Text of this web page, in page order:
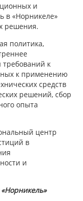
и
в «Норникеле»
решения.
политика,
требований к
к применению
средств
решений, сбор
опыта
центр
в
и